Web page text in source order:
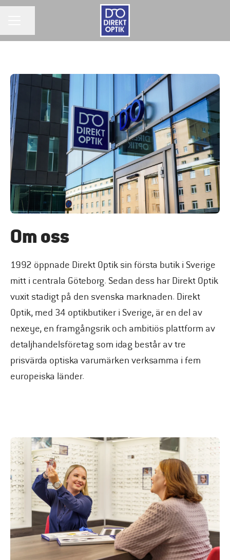
Om oss
1992 öppnade Direkt Optik sin första butik i Sverige
mitt i centrala Göteborg. Sedan dess har Direkt Optik
vuxit stadigt på den svenska marknaden. Direkt
Optik, med 34 optikbutiker i Sverige, är en del av
nexeye, en framgångsrik och ambitiös plattform av
detaljhandelsföretag som idag består av tre
prisvärda optiska varumärken verksamma i fem
europeiska länder.